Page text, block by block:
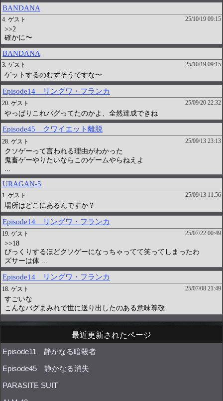
最近更新されたページ
Episode11 静かなる暗殺者
Episode45 静かなる消失
PARASITE SUIT